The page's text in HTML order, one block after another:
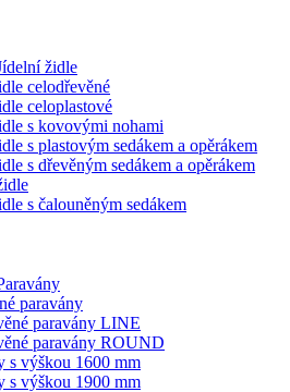
židle
celodřevěné
celoplastové
s kovovými nohami
s plastovým sedákem a opěrákem
s dřevěným sedákem a opěrákem
s čalouněným sedákem
paravány
paravány LINE
paravány ROUND
s výškou 1600 mm
s výškou 1900 mm